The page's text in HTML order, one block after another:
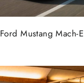
Ford Mustang Mach-E